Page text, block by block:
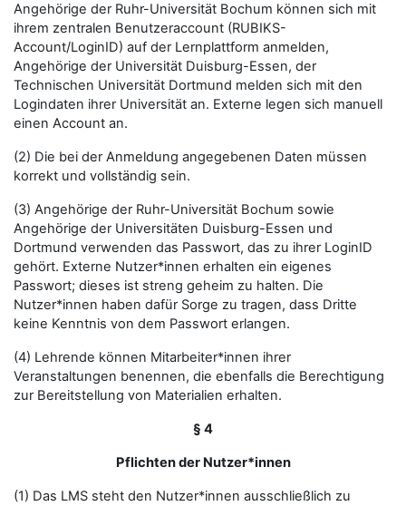
Angehörige der Ruhr-Universität Bochum können sich mit
ihrem zentralen Benutzeraccount (RUBIKS-
Account/LoginID) auf der Lernplattform anmelden,
Angehörige der Universität Duisburg-Essen, der
Technischen Universität Dortmund melden sich mit den
Logindaten ihrer Universität an. Externe legen sich manuell
einen Account an.
(2) Die bei der Anmeldung angegebenen Daten müssen
korrekt und vollständig sein.
(3) Angehörige der Ruhr-Universität Bochum sowie
Angehörige der Universitäten Duisburg-Essen und
Dortmund verwenden das Passwort, das zu ihrer LoginID
gehört. Externe Nutzer*innen erhalten ein eigenes
Passwort; dieses ist streng geheim zu halten. Die
Nutzer*innen haben dafür Sorge zu tragen, dass Dritte
keine Kenntnis von dem Passwort erlangen.
(4) Lehrende können Mitarbeiter*innen ihrer
Veranstaltungen benennen, die ebenfalls die Berechtigung
zur Bereitstellung von Materialien erhalten.
§ 4
Pflichten der Nutzer*innen
(1) Das LMS steht den Nutzer*innen ausschließlich zu